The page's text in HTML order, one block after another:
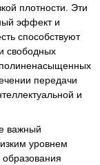
плотности. Эти
эффект и
способствуют
свободных
передачи
и
важный
уровнем